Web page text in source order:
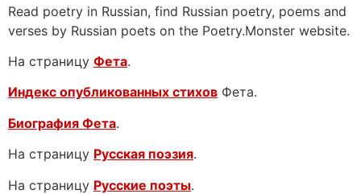
Read poetry in Russian, find Russian poetry, poems and
verses by Russian poets on the Poetry.Monster website.
На страницу Фета.
Индекс опубликованных стихов Фета.
Биография Фета.
На страницу Русская поэзия.
На страницу Русские поэты.